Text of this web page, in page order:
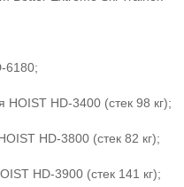
6180;
HD-3400 (стек 98 кг);
HD-3800 (стек 82 кг);
HD-3900 (стек 141 кг);